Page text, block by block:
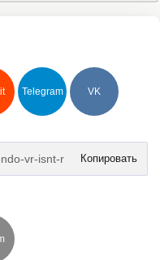
Telegram VK
Копировать